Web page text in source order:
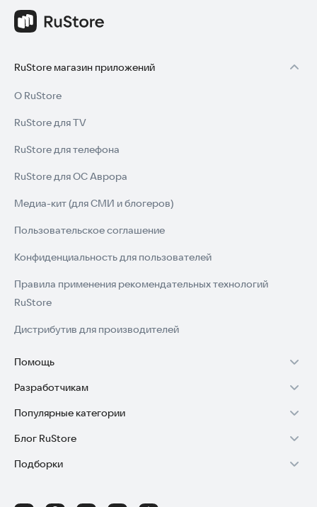
RuStore магазин приложений
О RuStore
RuStore для TV
RuStore для телефона
RuStore для ОС Аврора
Медиа-кит (для СМИ и блогеров)
Пользовательское соглашение
Конфиденциальность для пользователей
Правила применения рекомендательных технологий
RuStore
Дистрибутив для производителей
Помощь
Установка RuStore на TV
Установка RuStore на телефон
Установка RuStore в машину
Помощь пользователям RuStore
Разработчикам
Зарабатывать с RuStore
Стать разработчиком
Доступ к RuStore Консоль
Популярные категории
Игры для Android
Приложения банков
Блог RuStore
Обзоры игр для Android 2025
Подборки